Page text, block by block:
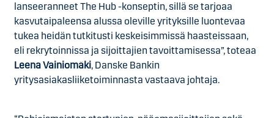
lanseeranneet The Hub -konseptin, sillä se tarjoaa
kasvutaipaleensa alussa oleville yrityksille luontevaa
tukea heidän tutkitusti keskeisimmissä haasteissaan,
eli rekrytoinnissa ja sijoittajien tavoittamisessa”, toteaa
Leena Vainiomäki, Danske Bankin
yritysasiakasliiketoiminnasta vastaava johtaja.